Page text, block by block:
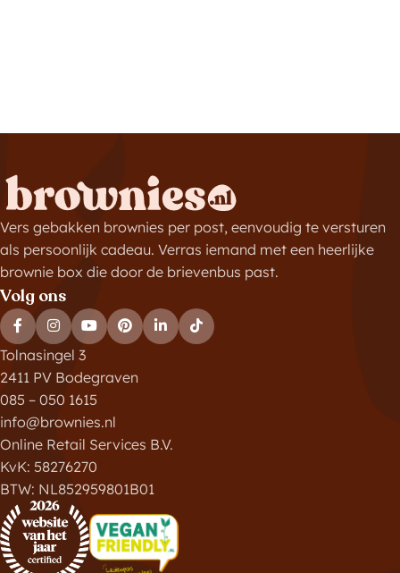
Vers gebakken brownies per post, eenvoudig te versturen
als persoonlijk cadeau. Verras iemand met een heerlijke
brownie box die door de brievenbus past.
Volg ons
Tolnasingel 3
2411 PV Bodegraven
085 – 050 1615
info@brownies.nl
Online Retail Services B.V.
KvK: 58276270
BTW: NL852959801B01